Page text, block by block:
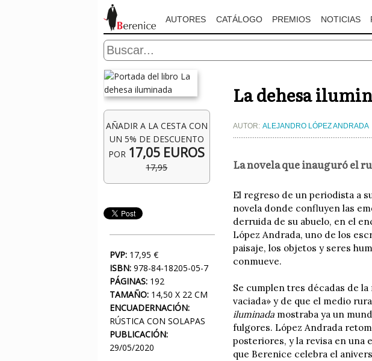
AUTORES CATÁLOGO PREMIOS NOTICIAS
AÑADIR A LA CESTA CON
UN 5% DE DESCUENTO
POR 17,05 EUROS
17,95
PVP: 17,95 €
ISBN: 978-84-18205-05-7
PÁGINAS: 192
TAMAÑO: 14,50 X 22 CM
ENCUADERNACIÓN:
RÚSTICA CON SOLAPAS
PUBLICACIÓN:
29/05/2020
La dehesa
AUTOR: ALEJANDRO LÓPEZ ANDRADA
La novela que inauguró el
El regreso de un periodista a
novela donde confluyen las
derruida de su abuelo, en el
López Andrada, uno de los
paisaje, los objetos y seres
conmueve.
Se cumplen tres décadas de
vaciada» y de que el medio
iluminada mostraba ya un
fulgores. López Andrada
posteriores, y la revisa en una
que Berenice celebra el